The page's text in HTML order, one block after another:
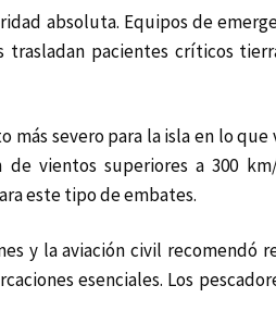
absoluta. Equipos de
trasladan pacientes críticos
severo para la isla en lo
vientos superiores a 300
este tipo de embates.
y la aviación civil recomendó
esenciales. Los